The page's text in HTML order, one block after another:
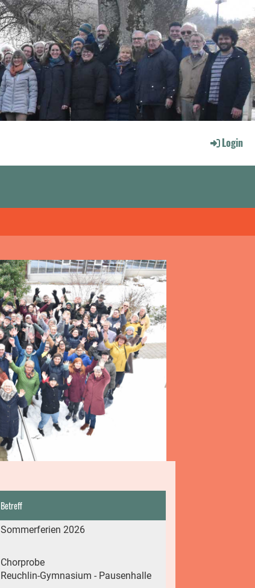
Login
Betreff
Sommerferien 2026
Chorprobe
Reuchlin-Gymnasium - Pausenhalle